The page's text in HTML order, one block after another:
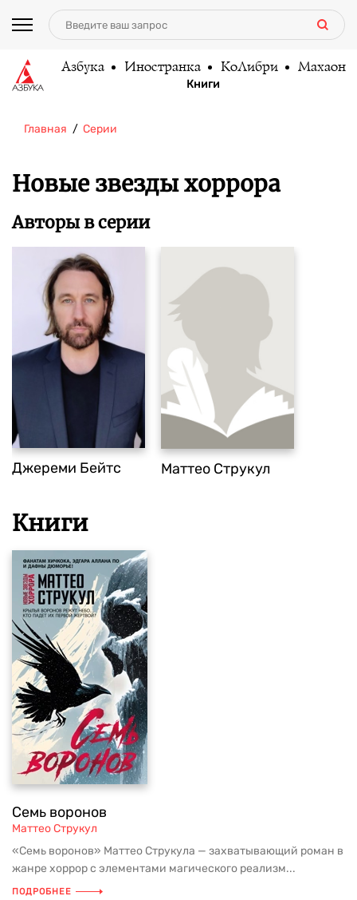
Азбука Иностранка КоЛибри Махаон
Книги
Главная Серии
Новые звезды хоррора
Авторы в серии
Джереми Бейтс Маттео Струкул
Книги
Семь воронов
Маттео Струкул
«Семь воронов» Маттео Струкула — захватывающий роман в
жанре хоррор с элементами магического реализм...
ПОДРОБНЕЕ